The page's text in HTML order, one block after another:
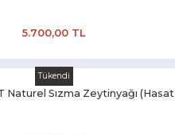
5.700,00 TL
Tükendi
Naturel Sızma Zeytinyağı